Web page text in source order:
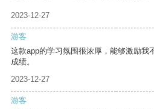
2023-12-27
游客
这款app的学习氛围很浓厚，能够激励我
成绩。
2023-12-27
游客